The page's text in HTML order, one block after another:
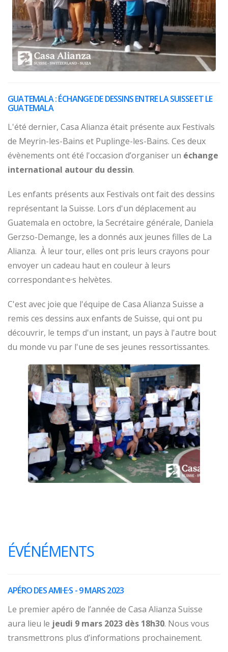
GUATEMALA : ÉCHANGE DE DESSINS ENTRE LA SUISSE ET LE
GUATEMALA
L'été dernier, Casa Alianza était présente aux Festivals
de Meyrin-les-Bains et Puplinge-les-Bains. Ces deux
évènements ont été l'occasion d’organiser un échange
international autour du dessin.
Les enfants présents aux Festivals ont fait des dessins
représentant la Suisse. Lors d'un déplacement au
Guatemala en octobre, la Secrétaire générale, Daniela
Gerzso-Demange, les a donnés aux jeunes filles de La
Alianza. À leur tour, elles ont pris leurs crayons pour
envoyer un cadeau haut en couleur à leurs
correspondant·e·s helvètes.
C'est avec joie que l'équipe de Casa Alianza Suisse a
remis ces dessins aux enfants de Suisse, qui ont pu
découvrir, le temps d'un instant, un pays à l'autre bout
du monde vu par l'une de ses jeunes ressortissantes.
ÉVÉNÉMENTS
APÉRO DES AMI·E·S - 9 MARS 2023
Le premier apéro de l’année de Casa Alianza Suisse
aura lieu le jeudi 9 mars 2023 dès 18h30. Nous vous
transmettrons plus d’informations prochainement.